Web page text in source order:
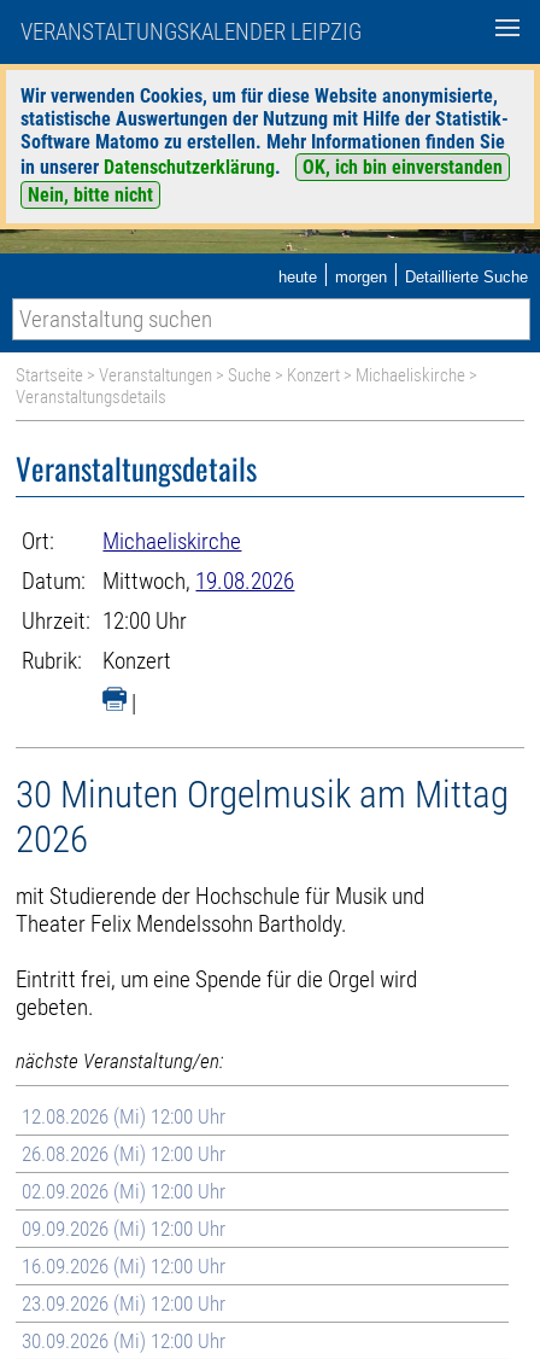
VERANSTALTUNGSKALENDER LEIPZIG
Wir verwenden Cookies, um für diese Website anonymisierte,
statistische Auswertungen der Nutzung mit Hilfe der Statistik-
Software Matomo zu erstellen. Mehr Informationen finden Sie
in unserer Datenschutzerklärung.
OK, ich bin einverstanden
Nein, bitte nicht
heute | morgen | Detaillierte Suche
Startseite >Veranstaltungen > Suche > Konzert > Michaeliskirche >
Veranstaltungsdetails
Veranstaltungsdetails
Ort:
Michaeliskirche
Datum:
Mittwoch, 19.08.2026
Uhrzeit: 12:00 Uhr
Rubrik:
Konzert
|
30 Minuten Orgelmusik am Mittag
2026
mit Studierende der Hochschule für Musik und
Theater Felix Mendelssohn Bartholdy.
Eintritt frei, um eine Spende für die Orgel wird
gebeten.
nächste Veranstaltung/en:
12.08.2026 (Mi) 12:00 Uhr
26.08.2026 (Mi) 12:00 Uhr
02.09.2026 (Mi) 12:00 Uhr
09.09.2026 (Mi) 12:00 Uhr
16.09.2026 (Mi) 12:00 Uhr
23.09.2026 (Mi) 12:00 Uhr
30.09.2026 (Mi) 12:00 Uhr